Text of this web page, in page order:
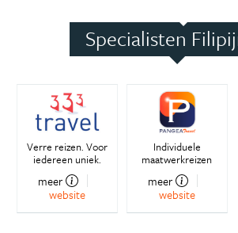
Specialisten
Verre reizen. Voor
iedereen uniek.
meer
website
Individuele
maatwerkreizen
meer
website